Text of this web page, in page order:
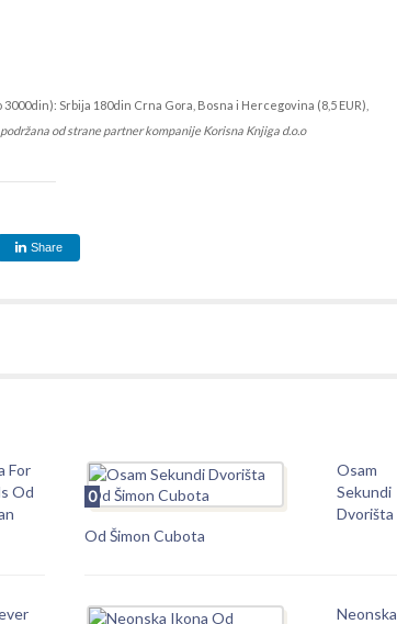
Srbija 180din Crna Gora, Bosna i Hercegovina (8,5 EUR),
od strane partner kompanije Korisna Knjiga d.o.o
Share
For
Od
0
Osam
Sekundi
Dvorišta
Od Šimon Cubota
Neonska